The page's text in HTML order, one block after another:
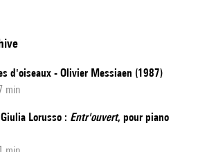
d'oiseaux - Olivier Messiaen (1987)
min
Lorusso : Entr'ouvert, pour piano